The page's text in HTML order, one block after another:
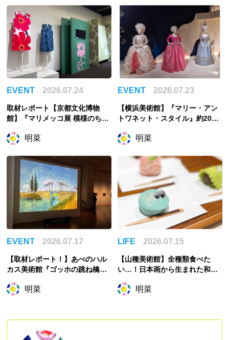
EVENT 2026.07.24
取材レポート【京都文化博物
館】『マリメッコ展 模様のちか
ing -Beauty, Dream, Love』
ニッコ」の誕生秘話から読み解
明菜
EVENT 2026.07.23
【横浜美術館】『マリー・アン
トワネット・スタイル』約200
のスタイル
明菜
EVENT 2026.07.17
【取材レポート！】あべのハル
カス美術館『ゴッホの跳ね橋と
役は誰？ゴッホ展かと思いき
明菜
LIFE 2026.07.15
【山種美術館】全種類食べた
い…！日本画から生まれた和菓
明菜